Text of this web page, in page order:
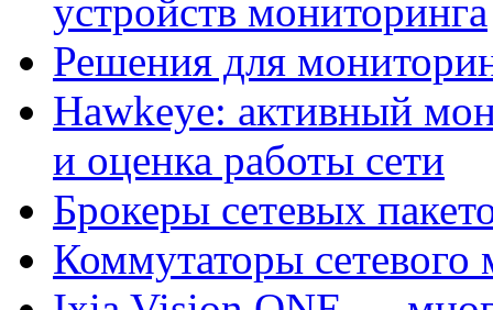
устройств мониторинга
Решения для
Hawkeye: активный
и оценка работы сети
Брокеры сетевых
Коммутаторы